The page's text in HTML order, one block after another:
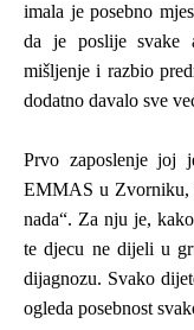
imala je posebno
da je poslije svake
mišljenje i razbio
dodatno davalo sve
Prvo zaposlenje joj
EMMAS u Zvorniku,
nada“. Za nju je,
te djecu ne dijeli u
dijagnozu. Svako
ogleda posebnost